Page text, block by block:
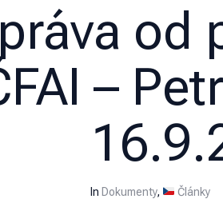
od
–
In Dokumenty, Články